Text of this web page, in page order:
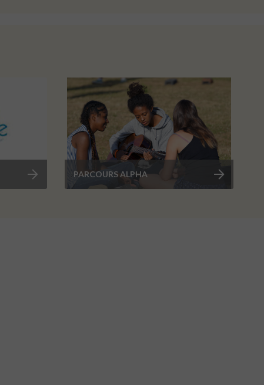
PARCOURS ALPHA